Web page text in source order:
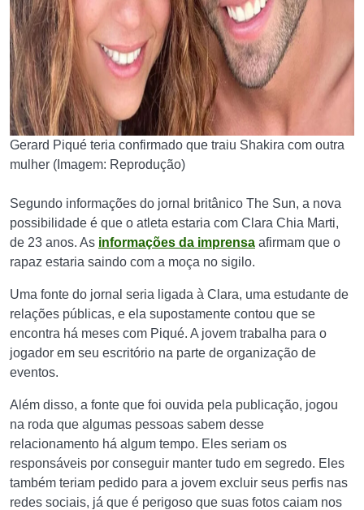
Gerard Piqué teria confirmado que traiu Shakira com outra
mulher (Imagem: Reprodução)
Segundo informações do jornal britânico The Sun, a nova
possibilidade é que o atleta estaria com Clara Chia Marti,
de 23 anos. As informações da imprensa afirmam que o
rapaz estaria saindo com a moça no sigilo.
Uma fonte do jornal seria ligada à Clara, uma estudante de
relações públicas, e ela supostamente contou que se
encontra há meses com Piqué. A jovem trabalha para o
jogador em seu escritório na parte de organização de
eventos.
Além disso, a fonte que foi ouvida pela publicação, jogou
na roda que algumas pessoas sabem desse
relacionamento há algum tempo. Eles seriam os
responsáveis por conseguir manter tudo em segredo. Eles
também teriam pedido para a jovem excluir seus perfis nas
redes sociais, já que é perigoso que suas fotos caiam nos